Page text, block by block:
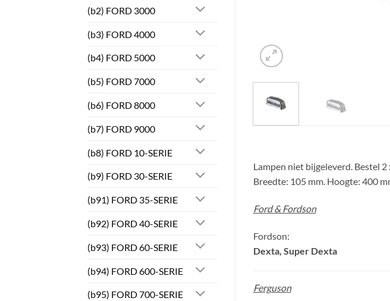
(b2) FORD 3000
(b3) FORD 4000
(b4) FORD 5000
(b5) FORD 7000
(b6) FORD 8000
(b7) FORD 9000
(b8) FORD 10-SERIE
(b9) FORD 30-SERIE
(b91) FORD 35-SERIE
(b92) FORD 40-SERIE
(b93) FORD 60-SERIE
(b94) FORD 600-SERIE
(b95) FORD 700-SERIE
Lampen niet bijgeleverd. Bestel 2
Breedte: 105 mm. Hoogte: 400
Ford & Fordson
Fordson:
Dexta, Super Dexta
Ferguson